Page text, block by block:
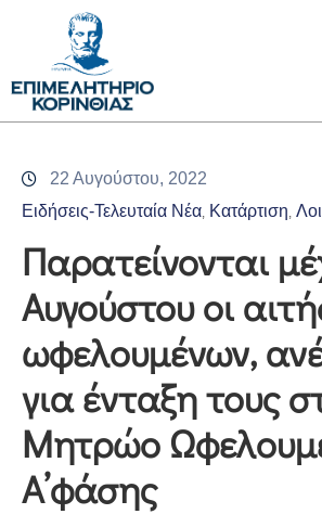
Επιμελητήριο
Υπηρεσίες
Προγράμματα
Δράσεις
Εκδηλώσεις
Επικοινωνία
22 Αυγούστου, 2022
Ειδήσεις-Τελευταία Νέα Κατάρτιση
Παρατείνονται
Αυγούστου οι
ωφελουμένων,
για ένταξη τους
Μητρώο
Α’φάσης